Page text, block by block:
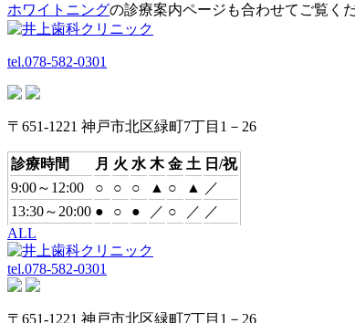
ホワイトニングの診療案内ページも合わせてご覧くだ
tel.078-582-0301
〒651-1221 神戸市北区緑町7丁目1－26
診療時間 月 火 水 木 金 土 日/祝
9:00～12:00
○ ○ ○ ▲ ○ ▲
／
13:30～20:00 ● ○ ● ／ ○ ／ ／
ALL
tel.078-582-0301
〒651-1221 神戸市北区緑町7丁目1－26